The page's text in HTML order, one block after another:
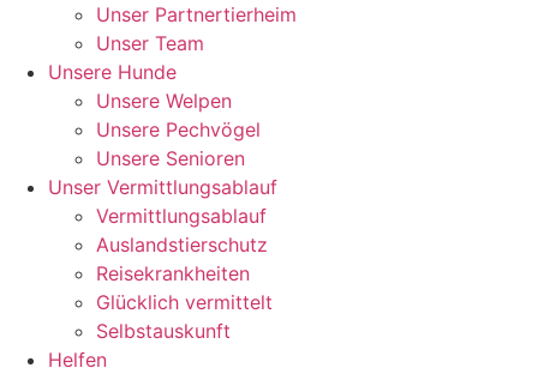
Unser Partnertierheim
Unser Team
Unsere Hunde
Unsere Welpen
Unsere Pechvögel
Unsere Senioren
Unser Vermittlungsablauf
Vermittlungsablauf
Auslandstierschutz
Reisekrankheiten
Glücklich vermittelt
Selbstauskunft
Helfen